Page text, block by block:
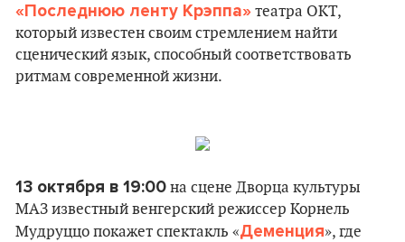
«Последнюю ленту Крэппа» театра ОКТ,
который известен своим стремлением найти
сценический язык, способный соответствовать
ритмам современной жизни.
13 октября в 19:00 на сцене Дворца культуры
МАЗ известный венгерский режиссер Корнель
Мудруццо покажет спектакль «Деменция», где